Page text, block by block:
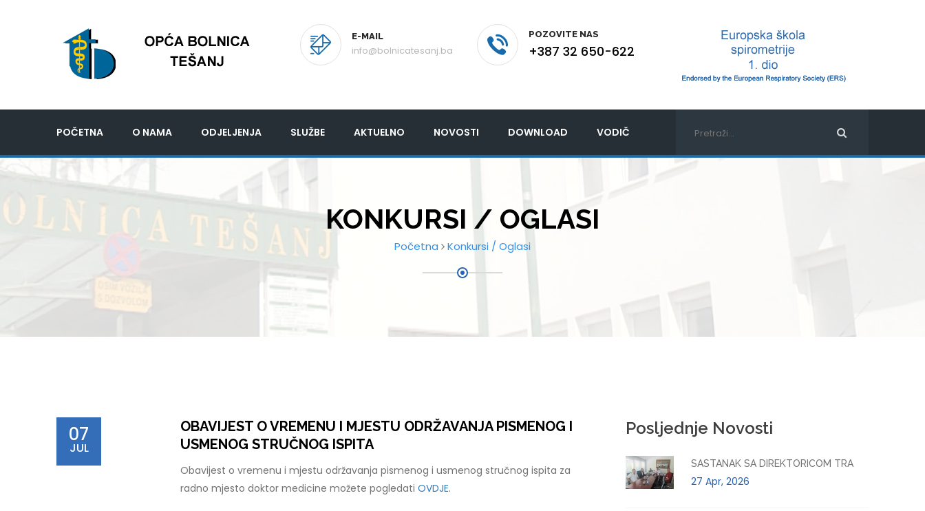
E-MAIL
info@bolnicatesanj.ba
POZOVITE NAS
+387 32 650-622
POČETNA O NAMA ODJELJENJA SLUŽBE AKTUELNO NOVOSTI DOWNLOAD VODIČ
KONKURSI / OGLASI
Početna Konkursi / Oglasi
07
JUL
OBAVIJEST O VREMENU I MJESTU ODRŽAVANJA PISMENOG I
USMENOG STRUČNOG ISPITA
Obavijest o vremenu i mjestu održavanja pismenog i usmenog stručnog ispita za
radno mjesto doktor medicine možete pogledati OVDJE.
Posljednje Novosti
SASTANAK SA DIREKTORICOM TRA
27 Apr, 2026